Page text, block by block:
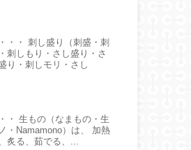
・・ 刺し盛り（刺盛・刺
刺しもり・さし盛り・さ
り・刺しモリ・さし
・ 生もの（なまもの・生
・Namamono）は、 加熱
炙る、茹でる、...